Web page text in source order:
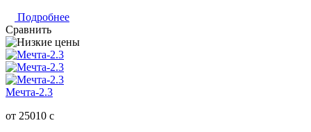
Подробнее
Сравнить
Мечта-2.3
от 25010 c